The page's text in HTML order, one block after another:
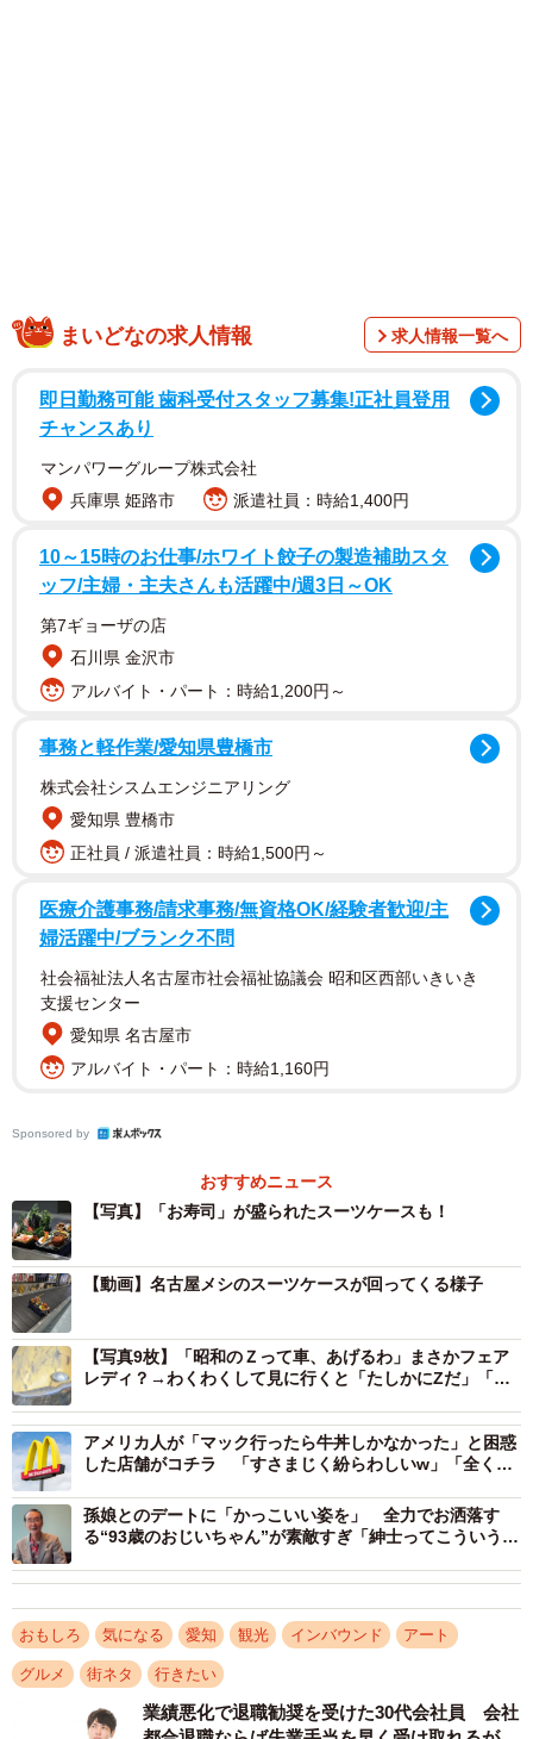
まいどなの求人情報 求人情報一覧へ
即日勤務可能 歯科受付スタッフ募集!正社員登用
チャンスあり
マンパワーグループ株式会社
兵庫県 姫路市
派遣社員：時給1,400円
10～15時のお仕事/ホワイト餃子の製造補助スタ
ッフ/主婦・主夫さんも活躍中/週3日～OK
第7ギョーザの店
石川県 金沢市
アルバイト・パート：時給1,200円～
事務と軽作業/愛知県豊橋市
株式会社シスムエンジニアリング
愛知県 豊橋市
正社員 / 派遣社員：時給1,500円～
医療介護事務/請求事務/無資格OK/経験者歓迎/主
婦活躍中/ブランク不問
社会福祉法人名古屋市社会福祉協議会 昭和区西部いきいき
支援センター
愛知県 名古屋市
アルバイト・パート：時給1,160円
Sponsored by
おすすめニュース
【写真】「お寿司」が盛られたスーツケースも！
【動画】名古屋メシのスーツケースが回ってくる様子
【写真9枚】「昭和のＺって車、あげるわ」まさかフェア
レディ？→わくわくして見に行くと「たしかにZだ」「激
アメリカ人が「マック行ったら牛丼しかなかった」と困惑
した店舗がコチラ 「すさまじく紛らわしいw」「全く同
孫娘とのデートに「かっこいい姿を」 全力でお洒落す
る“93歳のおじいちゃん”が素敵すぎ「紳士ってこういう
おもしろ 気になる 愛知 観光 インバウンド アート
グルメ 街ネタ 行きたい
業績悪化で退職勧奨を受けた30代会社員 会社